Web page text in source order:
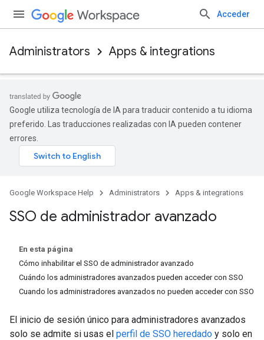
Acceder
Administrators Apps & integrations
Google utiliza tecnología de IA para traducir contenido a tu idioma
preferido. Las traducciones realizadas con IA pueden contener
errores.
Google Workspace Help Administrators Apps & integrations
SSO de administrador avanzado
En esta página
Cómo inhabilitar el SSO de administrador avanzado
Cuándo los administradores avanzados pueden acceder con SSO
Cuando los administradores avanzados no pueden acceder con SSO
El inicio de sesión único para administradores avanzados
solo se admite si usas el perfil de SSO heredado y solo en